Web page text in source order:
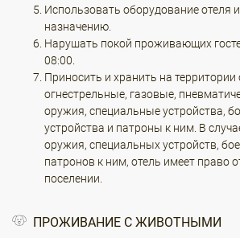
Использовать оборудование отеля
назначению.
Нарушать покой проживающих
08:00.
Приносить и хранить на территории
огнестрельные, газовые,
оружия, специальные устройства,
устройства и патроны к ним. В
оружия, специальных устройств,
патронов к ним, отель имеет право
поселении.
ПРОЖИВАНИЕ С ЖИВОТНЫМИ